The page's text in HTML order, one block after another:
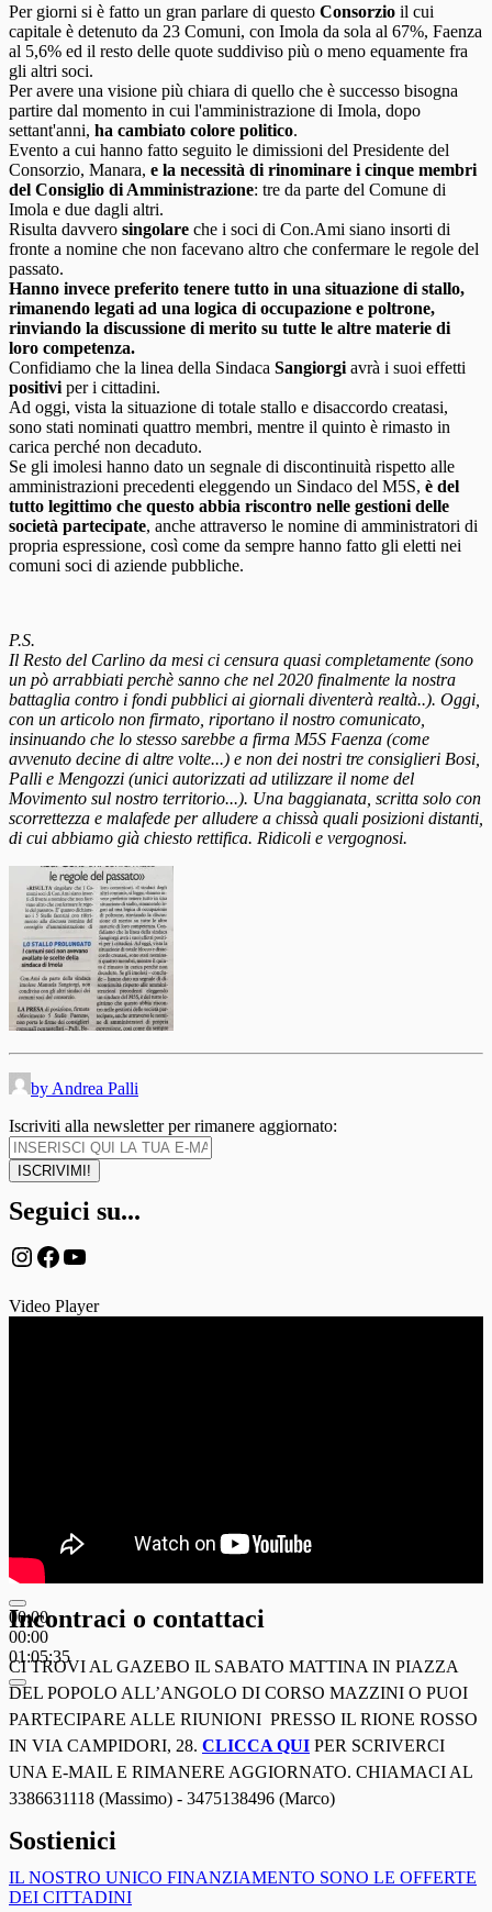
Per giorni si è fatto un gran parlare di questo Consorzio il cui
capitale è detenuto da 23 Comuni, con Imola da sola al 67%, Faenza
al 5,6% ed il resto delle quote suddiviso più o meno equamente fra
gli altri soci.
Per avere una visione più chiara di quello che è successo bisogna
partire dal momento in cui l'amministrazione di Imola, dopo
settant'anni, ha cambiato colore politico.
Evento a cui hanno fatto seguito le dimissioni del Presidente del
Consorzio, Manara, e la necessità di rinominare i cinque membri
del Consiglio di Amministrazione: tre da parte del Comune di
Imola e due dagli altri.
Risulta davvero singolare che i soci di Con.Ami siano insorti di
fronte a nomine che non facevano altro che confermare le regole del
passato.
Hanno invece preferito tenere tutto in una situazione di stallo,
rimanendo legati ad una logica di occupazione e poltrone,
rinviando la discussione di merito su tutte le altre materie di
loro competenza.
Confidiamo che la linea della Sindaca Sangiorgi avrà i suoi effetti
positivi per i cittadini.
Ad oggi, vista la situazione di totale stallo e disaccordo creatasi,
sono stati nominati quattro membri, mentre il quinto è rimasto in
carica perché non decaduto.
Se gli imolesi hanno dato un segnale di discontinuità rispetto alle
amministrazioni precedenti eleggendo un Sindaco del M5S, è del
tutto legittimo che questo abbia riscontro nelle gestioni delle
società partecipate, anche attraverso le nomine di amministratori di
propria espressione, così come da sempre hanno fatto gli eletti nei
comuni soci di aziende pubbliche.
P.S.
Il Resto del Carlino da mesi ci censura quasi completamente (sono
un pò arrabbiati perchè sanno che nel 2020 finalmente la nostra
battaglia contro i fondi pubblici ai giornali diventerà realtà..). Oggi,
con un articolo non firmato, riportano il nostro comunicato,
insinuando che lo stesso sarebbe a firma M5S Faenza (come
avvenuto decine di altre volte...) e non dei nostri tre consiglieri Bosi,
Palli e Mengozzi (unici autorizzati ad utilizzare il nome del
Movimento sul nostro territorio...). Una baggianata, scritta solo con
scorrettezza e malafede per alludere a chissà quali posizioni distanti,
di cui abbiamo già chiesto rettifica. Ridicoli e vergognosi.
by Andrea Palli
Iscriviti alla newsletter per rimanere aggiornato:
Seguici su...
Instagram
Facebook
YouTube
Video Player
00:00
00:00
01:05:35
Incontraci o contattaci
CI TROVI AL GAZEBO IL SABATO MATTINA IN PIAZZA
DEL POPOLO ALL’ANGOLO DI CORSO MAZZINI O PUOI
PARTECIPARE ALLE RIUNIONI PRESSO IL RIONE ROSSO
IN VIA CAMPIDORI, 28. CLICCA QUI PER SCRIVERCI
UNA E-MAIL E RIMANERE AGGIORNATO. CHIAMACI AL
3386631118 (Massimo) - 3475138496 (Marco)
Sostienici
IL NOSTRO UNICO FINANZIAMENTO SONO LE OFFERTE
DEI CITTADINI